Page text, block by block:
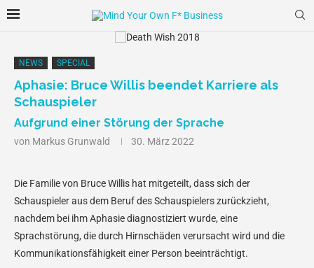
NEWS SPECIAL
Aphasie: Bruce Willis beendet Karriere als
Schauspieler
Aufgrund einer Störung der Sprache
von Markus Grunwald 30. März 2022
Die Familie von Bruce Willis hat mitgeteilt, dass sich der
Schauspieler aus dem Beruf des Schauspielers zurückzieht,
nachdem bei ihm Aphasie diagnostiziert wurde, eine
Sprachstörung, die durch Hirnschäden verursacht wird und die
Kommunikationsfähigkeit einer Person beeinträchtigt.